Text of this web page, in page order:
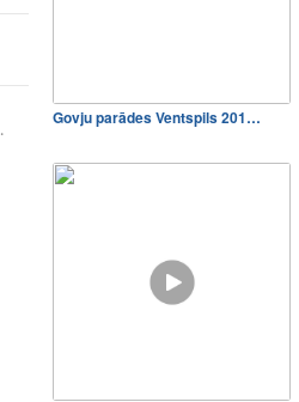
Govju parādes Ventspils 201…